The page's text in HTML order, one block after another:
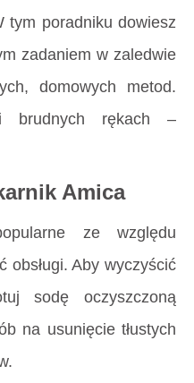
tym poradniku dowiesz
zadaniem w zaledwie
domowych metod.
brudnych rękach –
Amica
ze względu
obsługi. Aby wyczyścić
sodę oczyszczoną
na usunięcie tłustych